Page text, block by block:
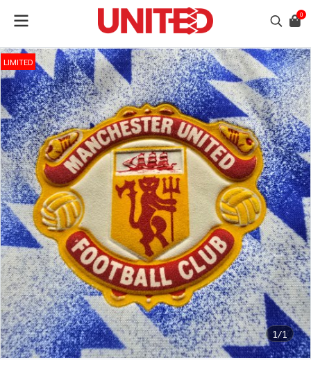
0
1/1
LIMITED